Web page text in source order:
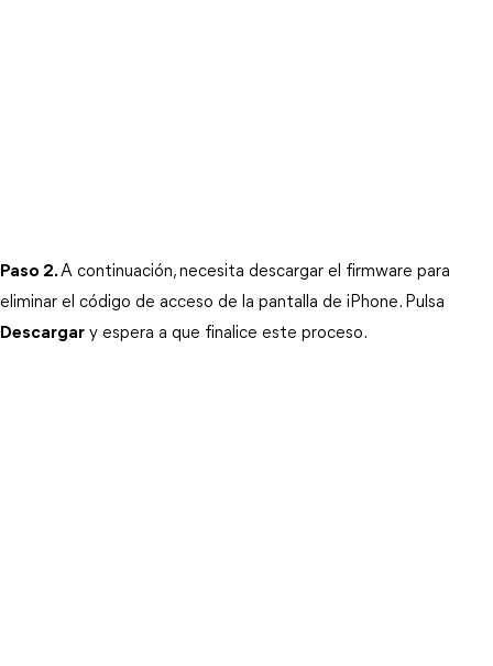
Paso 2.A continuación, necesita descargar el firmware para
Descargar y espera a que finalice este proceso.